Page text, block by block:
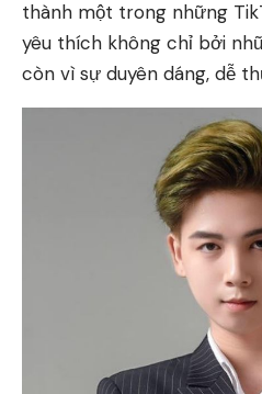
thành một trong những
yêu thích không chỉ bởi
còn vì sự duyên dáng, dễ